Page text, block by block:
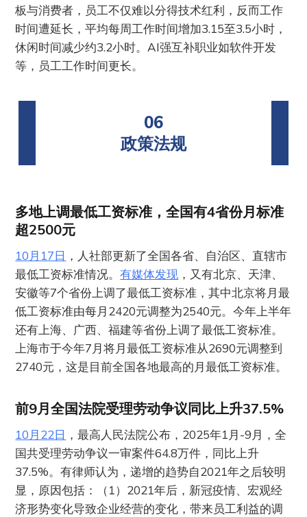
板与消费者，员工不仅难以分得技术红利，反而工作
时间遭延长，平均每周工作时间增加3.15至3.5小时，
休闲时间减少约3.2小时。AI强互补职业如软件开发
等，员工工作时间更长。
06
政策法规
多地上调最低工资标准，全国有4省份月标准
超2500元
10月17日 ，人社部更新了全国各省、自治区、直辖市
最低工资标准情况。有媒体发现 ，又有北京、天津、
安徽等7个省份上调了最低工资标准，其中北京将月最
低工资标准由每月2420元调整为2540元。今年上半年
还有上海、广西、福建等省份上调了最低工资标准。
上海市于今年7月将月最低工资标准从2690元调整到
2740元，这是目前全国各地最高的月最低工资标准。
前9月全国法院受理劳动争议同比上升37.5%
10月22日 ，最高人民法院公布，2025年1月-9月，全
国共受理劳动争议一审案件64.8万件，同比上升
37.5%。有律师认为，递增的趋势自2021年之后较明
显，原因包括：（1）2021年后，新冠疫情、宏观经
济形势变化导致企业经营的变化，带来员工利益的调